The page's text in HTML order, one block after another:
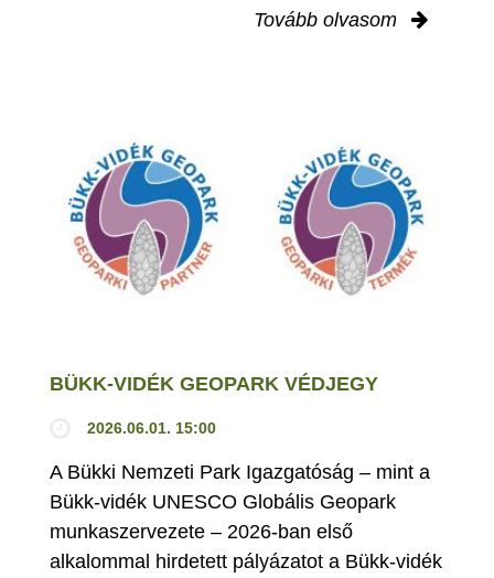
Tovább olvasom
BÜKK-VIDÉK GEOPARK VÉDJEGY
2026.06.01. 15:00
A Bükki Nemzeti Park Igazgatóság – mint a
Bükk-vidék UNESCO Globális Geopark
munkaszervezete – 2026-ban első
alkalommal hirdetett pályázatot a Bükk-vidék